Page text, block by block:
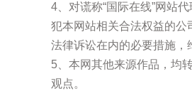
4、对谎称“国际在线”网站
犯本网站相关合法权益的
法律诉讼在内的必要措施，
5、本网其他来源作品，均
观点。